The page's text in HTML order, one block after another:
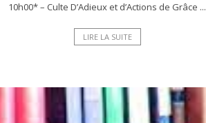
10h00* – Culte D’Adieux et d’Actions de Grâce ...
LIRE LA SUITE